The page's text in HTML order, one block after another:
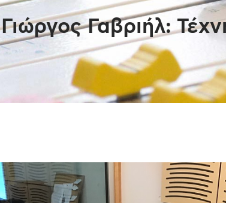
Γιώργος Γαβριήλ:
μέρας
Ένθετα